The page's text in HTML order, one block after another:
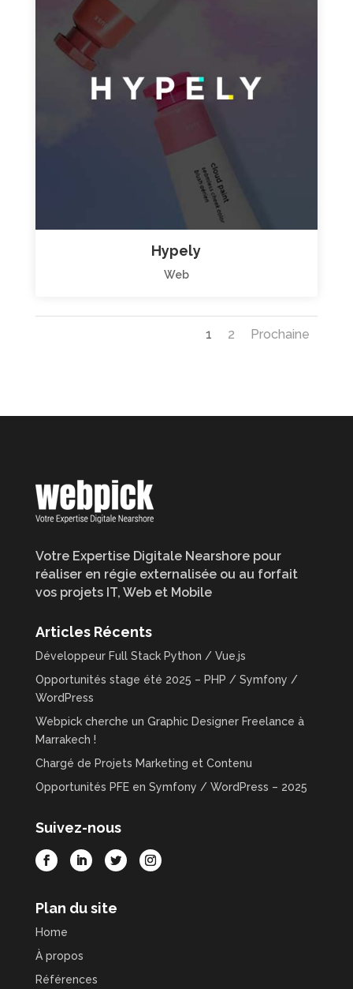
Hypely
Web
1 2 Prochaine
Votre Expertise Digitale Nearshore pour
réaliser en régie externalisée ou au forfait
vos projets IT, Web et Mobile
Articles Récents
Développeur Full Stack Python / Vue.js
Opportunités stage été 2025 – PHP / Symfony /
WordPress
Webpick cherche un Graphic Designer Freelance à
Marrakech !
Chargé de Projets Marketing et Contenu
Opportunités PFE en Symfony / WordPress – 2025
Suivez-nous
Plan du site
Home
À propos
Références